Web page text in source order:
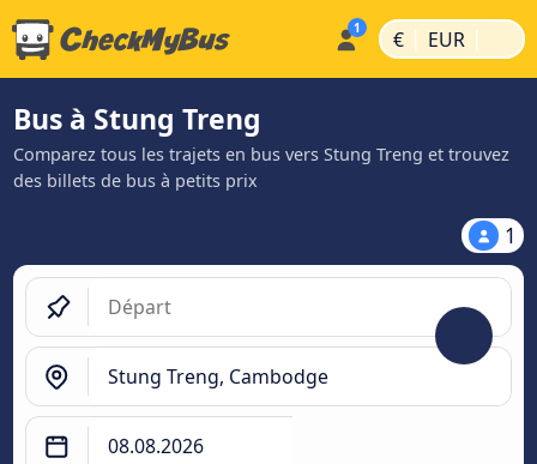
€ | EUR |
Bus à Stung Treng
Comparez tous les trajets en bus vers Stung Treng et trouvez
des billets de bus à petits prix
1